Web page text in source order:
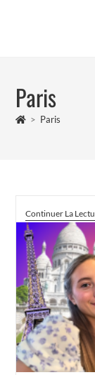
Paris
> Paris
Continuer La